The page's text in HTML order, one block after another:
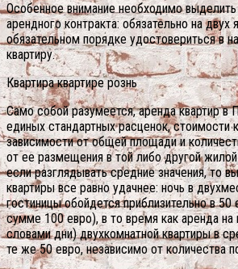
Особенное внимание необходимо
арендного контракта: обязательно на двух
обязательном порядке удостовериться в
квартиру.
Квартира квартире рознь
Само собой разумеется, аренда квартир в
единых стандартных расценок, стоимости
зависимости от общей площади и
от ее размещения в той либо другой
если разглядывать средние значения, то
квартиры все равно удачнее: ночь в
гостиницы обойдется приблизительно в 50
сумме 100 евро), в то время как аренда на
словами дни) двухкомнатной квартиры в
те же 50 евро, независимо от количества